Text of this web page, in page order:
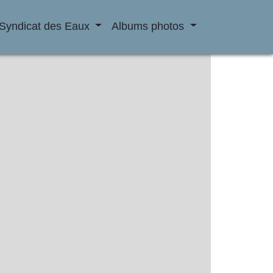
Syndicat des Eaux Albums photos